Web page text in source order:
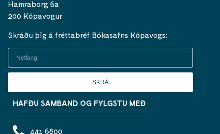
Hamraborg 6a
200 Kópavogur
Skráðu þig á fréttabréf Bókasafns Kópavogs:
SKRÁ
HAFÐU SAMBAND OG FYLGSTU MEÐ
441 6800